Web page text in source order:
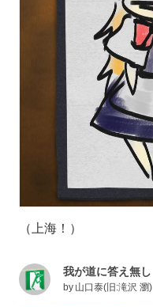
（上海！）
我が道に答え無し
by 山口泰(旧:滝沢 瀏)